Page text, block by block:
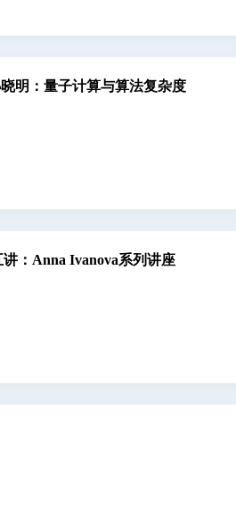
明：量子计算与算法复杂度
：Anna Ivanova系列讲座